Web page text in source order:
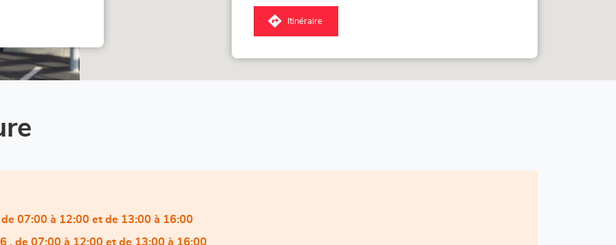
Luxembourg
Itinéraire
jusqu'au
point
de 07:00 à 12:00 et de 13:00 à 16:00
, de 07:00 à 12:00 et de 13:00 à 16:00